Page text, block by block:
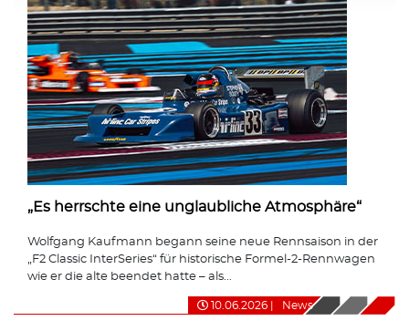
„Es herrschte eine unglaubliche Atmosphäre“
Wolfgang Kaufmann begann seine neue Rennsaison in der
„F2 Classic InterSeries“ für historische Formel-2-Rennwagen
wie er die alte beendet hatte – als...
10.06.2026 News